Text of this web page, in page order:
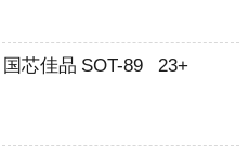
国芯佳品 SOT-89 23+